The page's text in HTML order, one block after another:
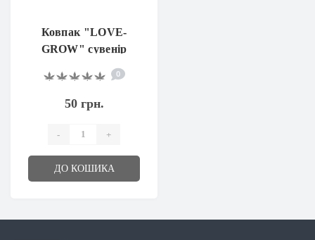
Ковпак "LOVE-
GROW" сувенір
композит 21 мм
0
50 грн.
- +
ДО КОШИКА